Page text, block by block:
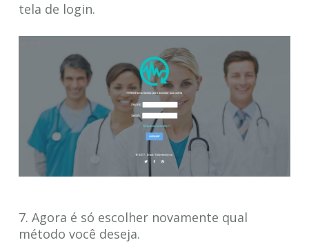
tela de login.
7. Agora é só escolher novamente qual
método você deseja.